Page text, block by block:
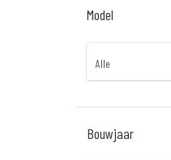
Model
Bouwjaar